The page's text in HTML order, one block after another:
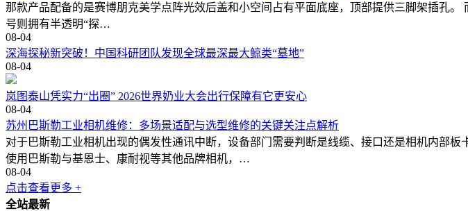
那款产品配备的是赛博朋克美学点阵光效后盖和小空间占有平面底座，顶部提供三脚架插孔
号则拥有半透明“探…
08-04
深海探秘新突破！中国科研团队发现全球最深最大鲸类“墓地”
08-04
岚图泰山凭实力“出圈” 2026世界奶业大会出行保障有它更安心
08-04
苏州巴斯勒工业相机维修：多场景适配与选型维修的关键关注点解析
对于巴斯勒工业相机出现的偶发性通讯中断，设备部门需要判断是线缆、接口还是相机内部
使用巴斯勒与基恩士、康耐视等其他品牌相机，…
08-04
点击查看更多 +
全站最新